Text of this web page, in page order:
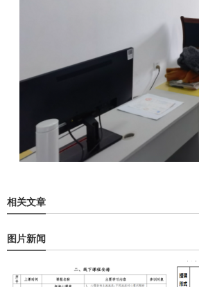
相关文章
图片新闻